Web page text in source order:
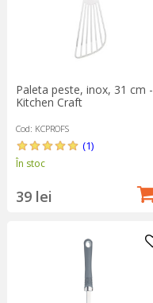
Paleta peste, inox, 31 cm -
Kitchen Craft
Cod: KCPROFS
(1)
În stoc
39 lei